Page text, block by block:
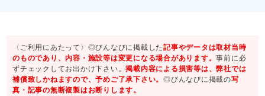
〈ご利用にあたって〉◎びんなびに掲載した記事やデータは取材当時
のものであり、内容・施設等は変更になる場合があります。事前に必
ずチェックしてお出かけ下さい。掲載内容による損害等は、弊社では
補償致しかねますので、予めご了承下さい。◎びんなびに掲載の写
真・記事の無断複製はお断りします。